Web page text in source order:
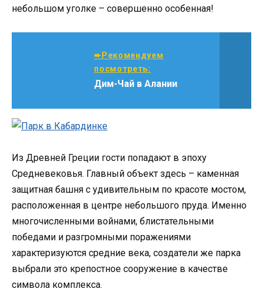
небольшом уголке – совершенно особенная!
➨Рекомендуем
посмотреть:
Дим-Чай в Алании
Из Древней Греции гости попадают в эпоху
Средневековья. Главный объект здесь – каменная
защитная башня с удивительным по красоте мостом,
расположенная в центре небольшого пруда. Именно
многочисленными войнами, блистательными
победами и разгромными поражениями
характеризуются средние века, создатели же парка
выбрали это крепостное сооружение в качестве
символа комплекса.